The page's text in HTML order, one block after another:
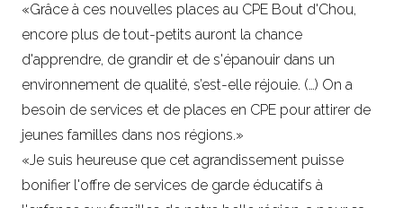
«Grâce à ces nouvelles places au CPE Bout d'Chou,
encore plus de tout-petits auront la chance
d'apprendre, de grandir et de s'épanouir dans un
environnement de qualité, s’est-elle réjouie. (…) On a
besoin de services et de places en CPE pour attirer de
jeunes familles dans nos régions.»
«Je suis heureuse que cet agrandissement puisse
bonifier l'offre de services de garde éducatifs à